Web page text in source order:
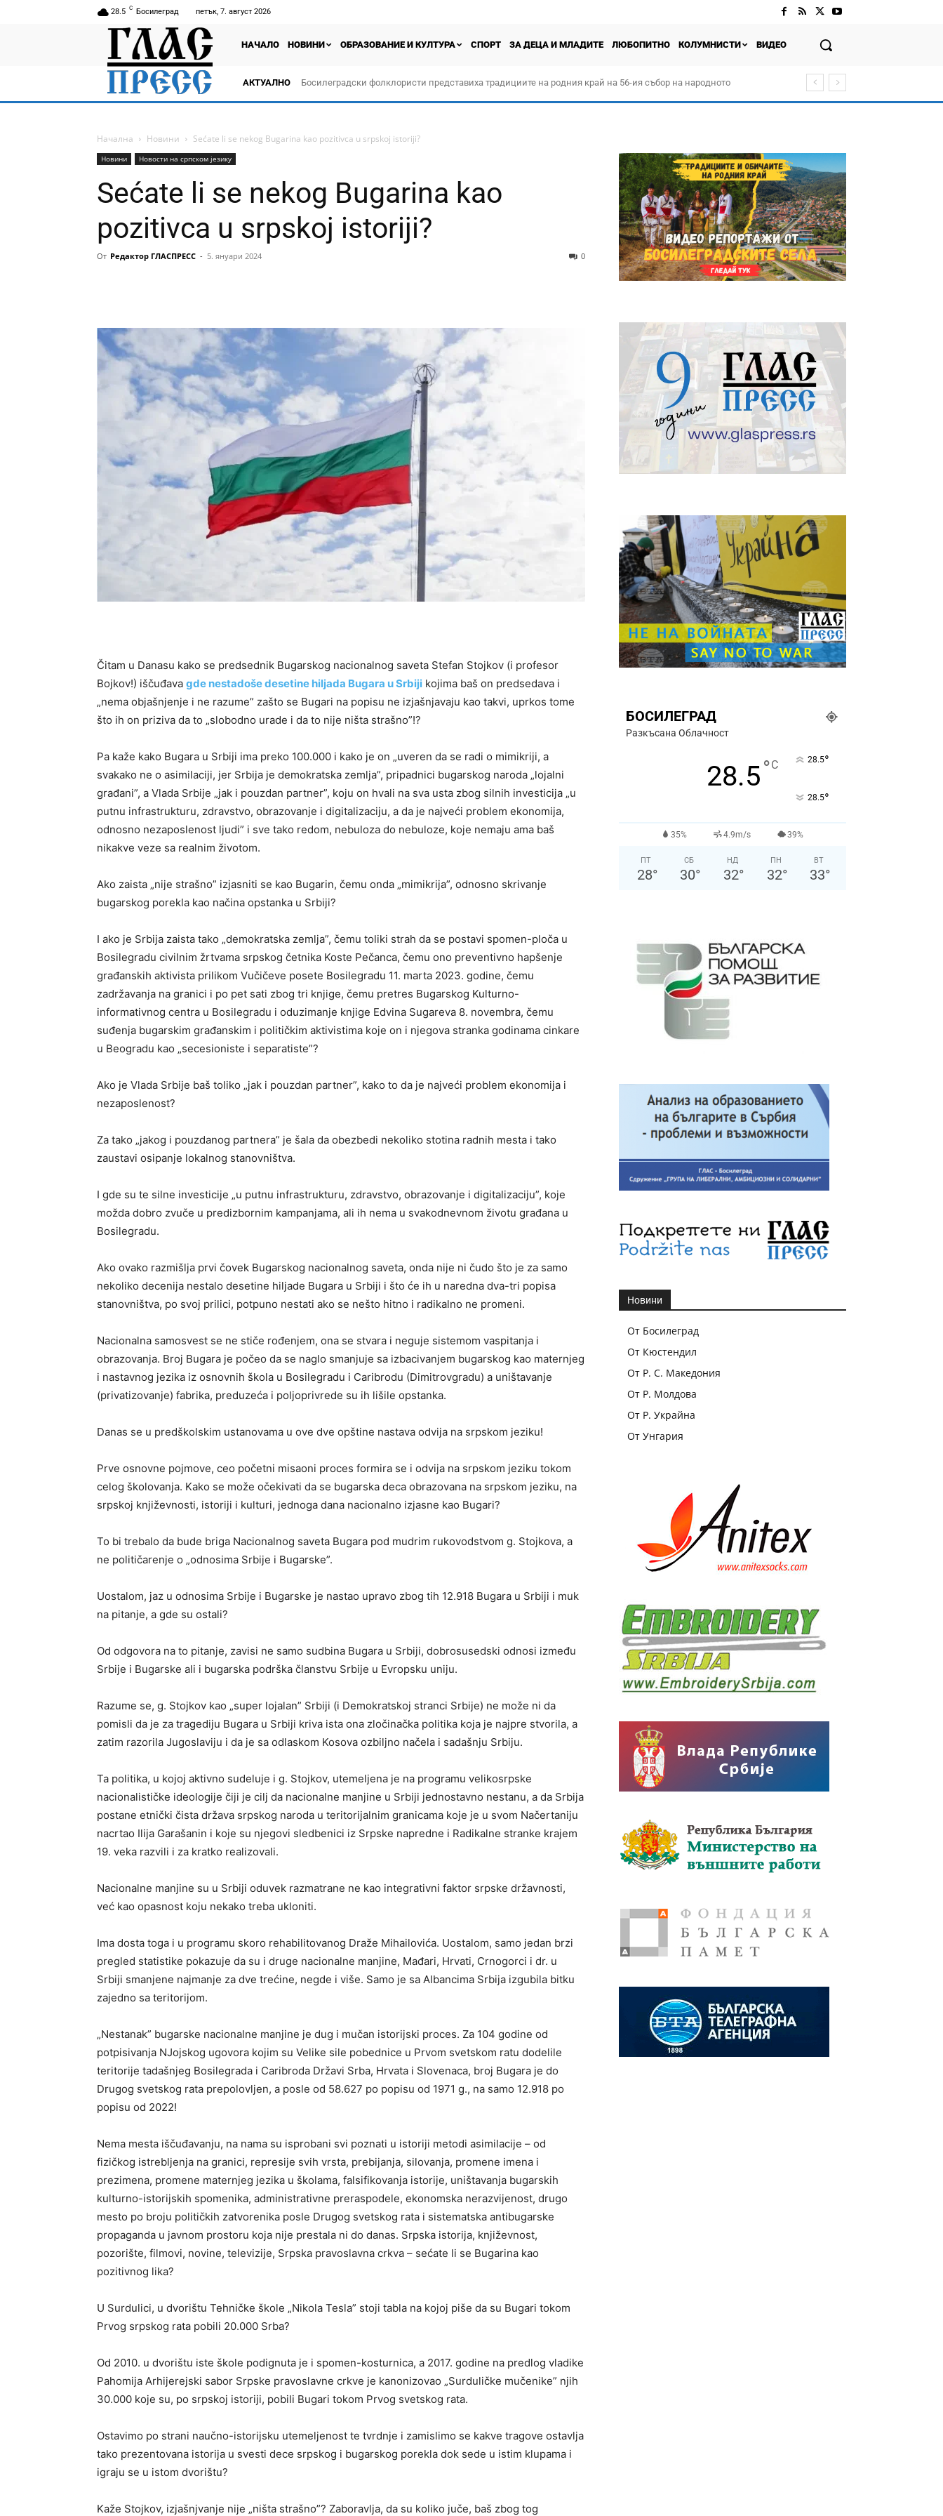
28.5 C Босилеград петък, 7. август 2026
НАЧАЛО НОВИНИ ОБРАЗОВАНИЕ И КУЛТУРА СПОРТ ЗА ДЕЦА И МЛАДИТЕ ЛЮБОПИТНО КОЛУМНИСТИ ВИДЕО
АКТУАЛНО
Босилеградски фолклористи представиха традициите на родния край на 56-ия събор на народното
творчество „Прођох Левач, прођох Шумадију“
Начална Новини Sećate li se nekog Bugarina kao pozitivca u srpskoj istoriji?
Новини Новости на српском језику
Sećate li se nekog Bugarina kao
pozitivca u srpskoj istoriji?
От Редактор ГЛАСПРЕСС - 5. януари 2024 0
Čitam u Danasu kako se predsednik Bugarskog nacionalnog saveta Stefan Stojkov (i profesor
Bojkov!) iščuđava gde nestadoše desetine hiljada Bugara u Srbiji kojima baš on predsedava i
„nema objašnjenje i ne razume” zašto se Bugari na popisu ne izjašnjavaju kao takvi, uprkos tome
što ih on priziva da to „slobodno urade i da to nije ništa strašno”!?
Pa kaže kako Bugara u Srbiji ima preko 100.000 i kako je on „uveren da se radi o mimikriji, a
svakako ne o asimilaciji, jer Srbija je demokratska zemlja”, pripadnici bugarskog naroda „lojalni
građani”, a Vlada Srbije „jak i pouzdan partner”, koju on hvali na sva usta zbog silnih investicija „u
putnu infrastrukturu, zdravstvo, obrazovanje i digitalizaciju, a da je najveći problem ekonomija,
odnosno nezaposlenost ljudi” i sve tako redom, nebuloza do nebuloze, koje nemaju ama baš
nikakve veze sa realnim životom.
Ako zaista „nije strašno” izjasniti se kao Bugarin, čemu onda „mimikrija”, odnosno skrivanje
bugarskog porekla kao načina opstanka u Srbiji?
I ako je Srbija zaista tako „demokratska zemlja”, čemu toliki strah da se postavi spomen-ploča u
Bosilegradu civilnim žrtvama srpskog četnika Koste Pečanca, čemu ono preventivno hapšenje
građanskih aktivista prilikom Vučičeve posete Bosilegradu 11. marta 2023. godine, čemu
zadržavanja na granici i po pet sati zbog tri knjige, čemu pretres Bugarskog Kulturno-
informativnog centra u Bosilegradu i oduzimanje knjige Edvina Sugareva 8. novembra, čemu
suđenja bugarskim građanskim i političkim aktivistima koje on i njegova stranka godinama cinkare
u Beogradu kao „secesioniste i separatiste”?
Ako je Vlada Srbije baš toliko „jak i pouzdan partner”, kako to da je najveći problem ekonomija i
nezaposlenost?
Za tako „jakog i pouzdanog partnera” je šala da obezbedi nekoliko stotina radnih mesta i tako
zaustavi osipanje lokalnog stanovništva.
I gde su te silne investicije „u putnu infrastrukturu, zdravstvo, obrazovanje i digitalizaciju”, koje
možda dobro zvuče u predizbornim kampanjama, ali ih nema u svakodnevnom životu građana u
Bosilegradu.
Ako ovako razmišlja prvi čovek Bugarskog nacionalnog saveta, onda nije ni čudo što je za samo
nekoliko decenija nestalo desetine hiljade Bugara u Srbiji i što će ih u naredna dva-tri popisa
stanovništva, po svoj prilici, potpuno nestati ako se nešto hitno i radikalno ne promeni.
Nacionalna samosvest se ne stiče rođenjem, ona se stvara i neguje sistemom vaspitanja i
obrazovanja. Broj Bugara je počeo da se naglo smanjuje sa izbacivanjem bugarskog kao maternjeg
i nastavnog jezika iz osnovnih škola u Bosilegradu i Caribrodu (Dimitrovgradu) a uništavanje
(privatizovanje) fabrika, preduzeća i poljoprivrede su ih lišile opstanka.
Danas se u predškolskim ustanovama u ove dve opštine nastava odvija na srpskom jeziku!
Prve osnovne pojmove, ceo početni misaoni proces formira se i odvija na srpskom jeziku tokom
celog školovanja. Kako se može očekivati da se bugarska deca obrazovana na srpskom jeziku, na
srpskoj književnosti, istoriji i kulturi, jednoga dana nacionalno izjasne kao Bugari?
To bi trebalo da bude briga Nacionalnog saveta Bugara pod mudrim rukovodstvom g. Stojkova, a
ne političarenje o „odnosima Srbije i Bugarske”.
Uostalom, jaz u odnosima Srbije i Bugarske je nastao upravo zbog tih 12.918 Bugara u Srbiji i muk
na pitanje, a gde su ostali?
Od odgovora na to pitanje, zavisi ne samo sudbina Bugara u Srbiji, dobrosusedski odnosi između
Srbije i Bugarske ali i bugarska podrška članstvu Srbije u Evropsku uniju.
Razume se, g. Stojkov kao „super lojalan” Srbiji (i Demokratskoj stranci Srbije) ne može ni da
pomisli da je za tragediju Bugara u Srbiji kriva ista ona zločinačka politika koja je najpre stvorila, a
zatim razorila Jugoslaviju i da je sa odlaskom Kosova ozbiljno načela i sadašnju Srbiju.
Ta politika, u kojoj aktivno sudeluje i g. Stojkov, utemeljena je na programu velikosrpske
nacionalističke ideologije čiji je cilj da nacionalne manjine u Srbiji jednostavno nestanu, a da Srbija
postane etnički čista država srpskog naroda u teritorijalnim granicama koje je u svom Načertaniju
nacrtao Ilija Garašanin i koje su njegovi sledbenici iz Srpske napredne i Radikalne stranke krajem
19. veka razvili i za kratko realizovali.
Nacionalne manjine su u Srbiji oduvek razmatrane ne kao integrativni faktor srpske državnosti,
već kao opasnost koju nekako treba ukloniti.
Ima dosta toga i u programu skoro rehabilitovanog Draže Mihailovića. Uostalom, samo jedan brzi
pregled statistike pokazuje da su i druge nacionalne manjine, Mađari, Hrvati, Crnogorci i dr. u
Srbiji smanjene najmanje za dve trećine, negde i više. Samo je sa Albancima Srbija izgubila bitku
zajedno sa teritorijom.
„Nestanak” bugarske nacionalne manjine je dug i mučan istorijski proces. Za 104 godine od
potpisivanja NJojskog ugovora kojim su Velike sile pobednice u Prvom svetskom ratu dodelile
teritorije tadašnjeg Bosilegrada i Caribroda Državi Srba, Hrvata i Slovenaca, broj Bugara je do
Drugog svetskog rata prepolovljen, a posle od 58.627 po popisu od 1971 g., na samo 12.918 po
popisu od 2022!
Nema mesta iščuđavanju, na nama su isprobani svi poznati u istoriji metodi asimilacije – od
fizičkog istrebljenja na granici, represije svih vrsta, prebijanja, silovanja, promene imena i
prezimena, promene maternjeg jezika u školama, falsifikovanja istorije, uništavanja bugarskih
kulturno-istorijskih spomenika, administrativne preraspodele, ekonomska nerazvijenost, drugo
mesto po broju političkih zatvorenika posle Drugog svetskog rata i sistematska antibugarske
propaganda u javnom prostoru koja nije prestala ni do danas. Srpska istorija, književnost,
pozorište, filmovi, novine, televizije, Srpska pravoslavna crkva – sećate li se Bugarina kao
pozitivnog lika?
U Surdulici, u dvorištu Tehničke škole „Nikola Tesla” stoji tabla na kojoj piše da su Bugari tokom
Prvog srpskog rata pobili 20.000 Srba?
Od 2010. u dvorištu iste škole podignuta je i spomen-kosturnica, a 2017. godine na predlog vladike
Pahomija Arhijerejski sabor Srpske pravoslavne crkve je kanonizovao „Surduličke mučenike” njih
30.000 koje su, po srpskoj istoriji, pobili Bugari tokom Prvog svetskog rata.
Ostavimo po strani naučno-istorijsku utemeljenost te tvrdnje i zamislimo se kakve tragove ostavlja
tako prezentovana istorija u svesti dece srpskog i bugarskog porekla dok sede u istim klupama i
igraju se u istom dvorištu?
Kaže Stojkov, izjašnjvanje nije „ništa strašno”? Zaboravlja, da su koliko juče, baš zbog tog
БОСИЛЕГРАД
Разкъсана Облачност
28.5°C 28.5°
28.5°
35% 4.9m/s 39%
ПТ
28°
СБ
30°
НД
32°
ПН
32°
ВТ
33°
Новини
От Босилеград
От Кюстендил
От Р. С. Македония
От Р. Молдова
От Р. Украйна
От Унгария